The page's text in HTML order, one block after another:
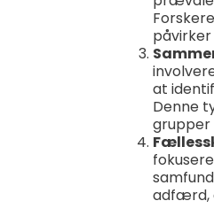
at
Denne
grupper
adfærd,